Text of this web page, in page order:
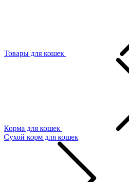
Товары для кошек
Корма для кошек
Сухой корм для кошек